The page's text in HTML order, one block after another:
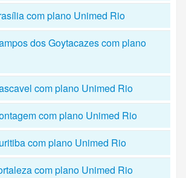
com plano Unimed Rio
dos Goytacazes com plano
com plano Unimed Rio
com plano Unimed Rio
com plano Unimed Rio
com plano Unimed Rio